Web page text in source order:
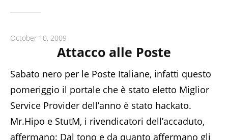
October 10, 2009
Attacco alle Poste
Sabato nero per le Poste Italiane, infatti questo
pomeriggio il portale che è stato eletto Miglior
Service Provider dell’anno è stato hackato.
Mr.Hipo e StutM, i rivendicatori dell’accaduto,
affermano: Dal tono e da quanto affermano gli